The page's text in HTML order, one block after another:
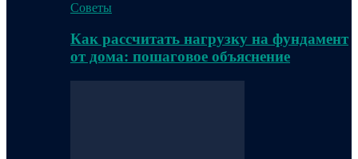
Советы
Как рассчитать нагрузку на фундамент
от дома: пошаговое объяснение